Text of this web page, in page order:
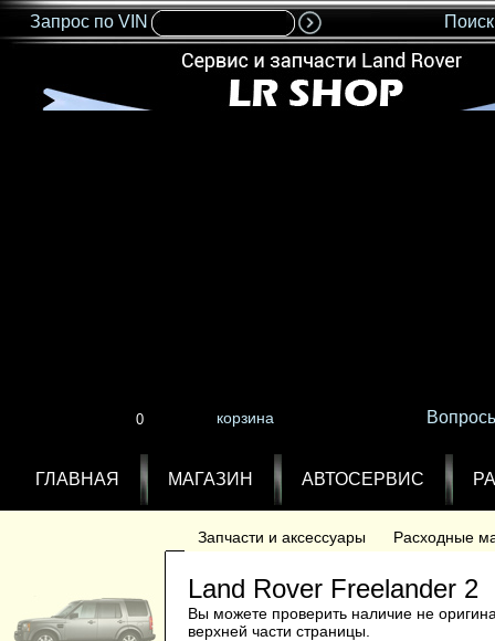
Запрос по VIN
ГЛАВНАЯ МАГАЗИН АВТОСЕРВИС
корзина
Запчасти и аксессуары Расходные
Land Rover Freelander 2
Вы можете проверить наличие не
верхней части страницы.